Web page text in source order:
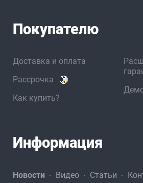
Покупателю
Доставка и оплата
Рассрочка
Как купить?
Информация
Новости Видео Статьи